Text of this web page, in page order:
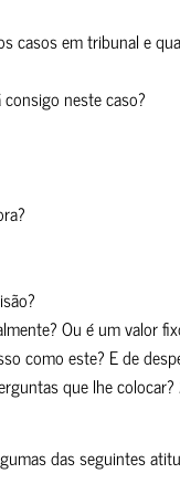
casos em tribunal e
neste caso?
Ou é um valor
como este? E de
que lhe
das seguintes